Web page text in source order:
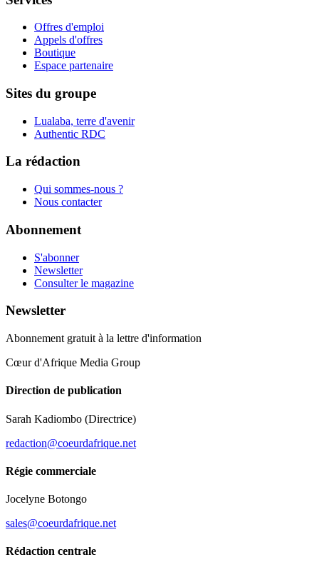
Offres d'emploi
Appels d'offres
Boutique
Espace partenaire
Sites du groupe
Lualaba, terre d'avenir
Authentic RDC
La rédaction
Qui sommes-nous ?
Nous contacter
Abonnement
S'abonner
Newsletter
Consulter le magazine
Newsletter
Abonnement gratuit à la lettre d'information
Cœur d'Afrique Media Group
Direction de publication
Sarah Kadiombo (Directrice)
redaction@coeurdafrique.net
Régie commerciale
Jocelyne Botongo
sales@coeurdafrique.net
Rédaction centrale